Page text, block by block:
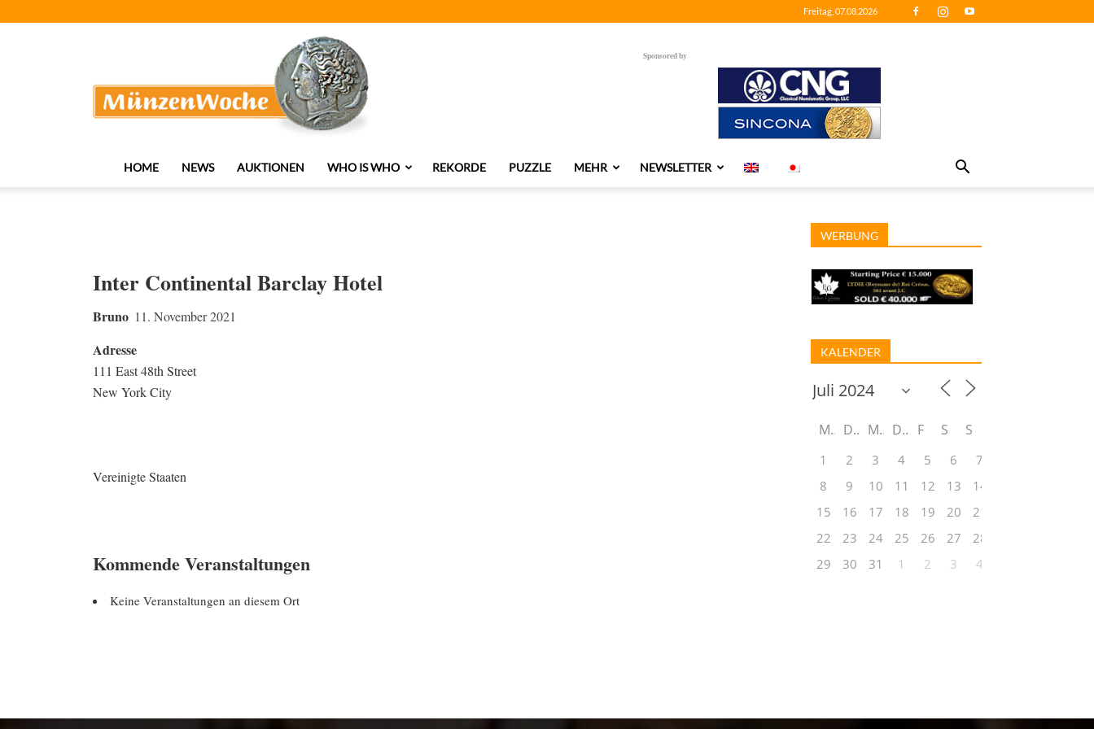
Freitag, 07.08.2026
Sponsored by
HOME NEWS AUKTIONEN WHO IS WHO REKORDE PUZZLE MEHR NEWSLETTER
Inter Continental Barclay Hotel
Bruno 11. November 2021
Adresse
111 East 48th Street
New York City
Vereinigte Staaten
Kommende Veranstaltungen
Keine Veranstaltungen an diesem Ort
WERBUNG
KALENDER
M D M D F S S
1 2 3 4 5 6
7
8
9 10 11 12 13
14
15
16 17 18 19 20
21
22
23 24 25 26 27
28
29
30 31 1 2 3 4